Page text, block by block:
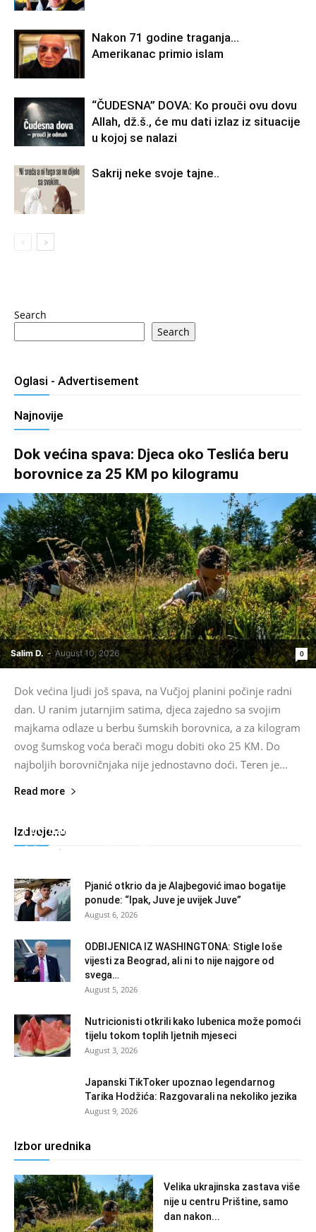
Nakon 71 godine traganja…
Amerikanac primio islam
“ČUDESNA” DOVA: Ko prouči ovu dovu
Allah, dž.š., će mu dati izlaz iz situacije
u kojoj se nalazi
Sakrij neke svoje tajne..
Search
Search
Oglasi - Advertisement
Najnovije
Dok većina spava: Djeca oko Teslića beru
borovnice za 25 KM po kilogramu
Salim D. - August 10, 2026 0
Dok većina ljudi još spava, na Vučjoj planini počinje radni
dan. U ranim jutarnjim satima, djeca zajedno sa svojim
majkama odlaze u berbu šumskih borovnica, a za kilogram
ovog šumskog voća berači mogu dobiti oko 25 KM. Do
najboljih borovničnjaka nije jednostavno doći. Teren je...
Read more
Izdvojeno
i odmah poslao jasnu poruku cijeloj Turskoj
Salim D. -
Pjanić otkrio da je Alajbegović imao bogatije
ponude: “Ipak, Juve je uvijek Juve”
August 6, 2026
ODBIJENICA IZ WASHINGTONA: Stigle loše
vijesti za Beograd, ali ni to nije najgore od
svega…
August 5, 2026
Nutricionisti otkrili kako lubenica može pomoći
tijelu tokom toplih ljetnih mjeseci
August 3, 2026
Japanski TikToker upoznao legendarnog
Tarika Hodžića: Razgovarali na nekoliko jezika
August 9, 2026
Izbor urednika
Velika ukrajinska zastava više
nije u centru Prištine, samo
dan nakon...